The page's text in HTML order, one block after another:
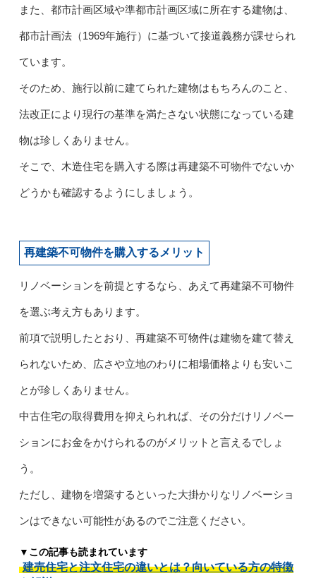
また、都市計画区域や準都市計画区域に所在する建物は、
都市計画法（1969年施行）に基づいて接道義務が課せられ
ています。
そのため、施行以前に建てられた建物はもちろんのこと、
法改正により現行の基準を満たさない状態になっている建
物は珍しくありません。
そこで、木造住宅を購入する際は再建築不可物件でないか
どうかも確認するようにしましょう。
再建築不可物件を購入するメリット
リノベーションを前提とするなら、あえて再建築不可物件
を選ぶ考え方もあります。
前項で説明したとおり、再建築不可物件は建物を建て替え
られないため、広さや立地のわりに相場価格よりも安いこ
とが珍しくありません。
中古住宅の取得費用を抑えられれば、その分だけリノベー
ションにお金をかけられるのがメリットと言えるでしょ
う。
ただし、建物を増築するといった大掛かりなリノベーショ
ンはできない可能性があるのでご注意ください。
▼この記事も読まれています
建売住宅と注文住宅の違いとは？向いている方の特徴